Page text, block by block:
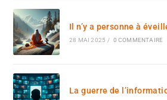
Il n’y a personne à
28 MAI 2025 / 0 COMMENTAIRE
La guerre de